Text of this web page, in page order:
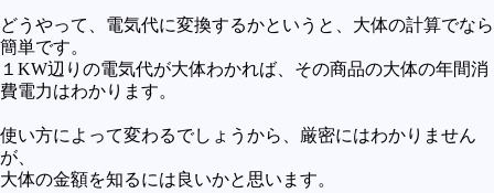
未確認
テレビドラマとか
アプリケーション操作
プログラミング(C言語)
プログラミング(VBA)
どうやって、電気代に変換するかというと、大体の計算でなら
簡単です。
１KW辺りの電気代が大体わかれば、その商品の大体の年間消
費電力はわかります。
使い方によって変わるでしょうから、厳密にはわかりません
が、
大体の金額を知るには良いかと思います。